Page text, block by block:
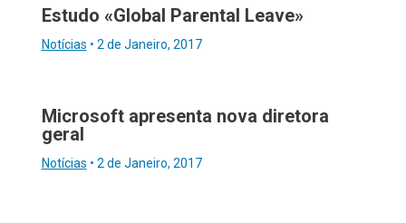
Estudo «Global Parental Leave»
Notícias • 2 de Janeiro, 2017
Microsoft apresenta nova diretora
geral
Notícias • 2 de Janeiro, 2017